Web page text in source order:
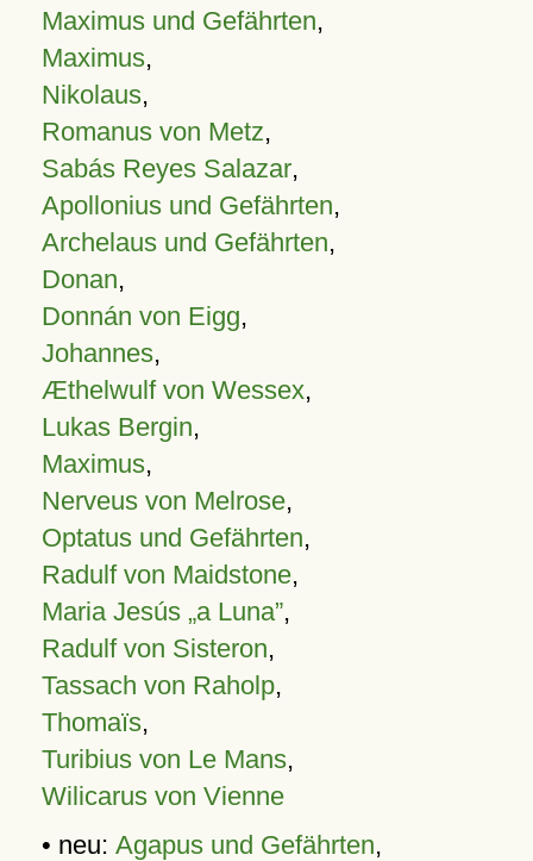
Maximus und Gefährten,
Maximus,
Nikolaus,
Romanus von Metz,
Sabás Reyes Salazar,
Apollonius und Gefährten,
Archelaus und Gefährten,
Donan,
Donnán von Eigg,
Johannes,
Æthelwulf von Wessex,
Lukas Bergin,
Maximus,
Nerveus von Melrose,
Optatus und Gefährten,
Radulf von Maidstone,
Maria Jesús „a Luna”,
Radulf von Sisteron,
Tassach von Raholp,
Thomaïs,
Turibius von Le Mans,
Wilicarus von Vienne
• neu: Agapus und Gefährten,